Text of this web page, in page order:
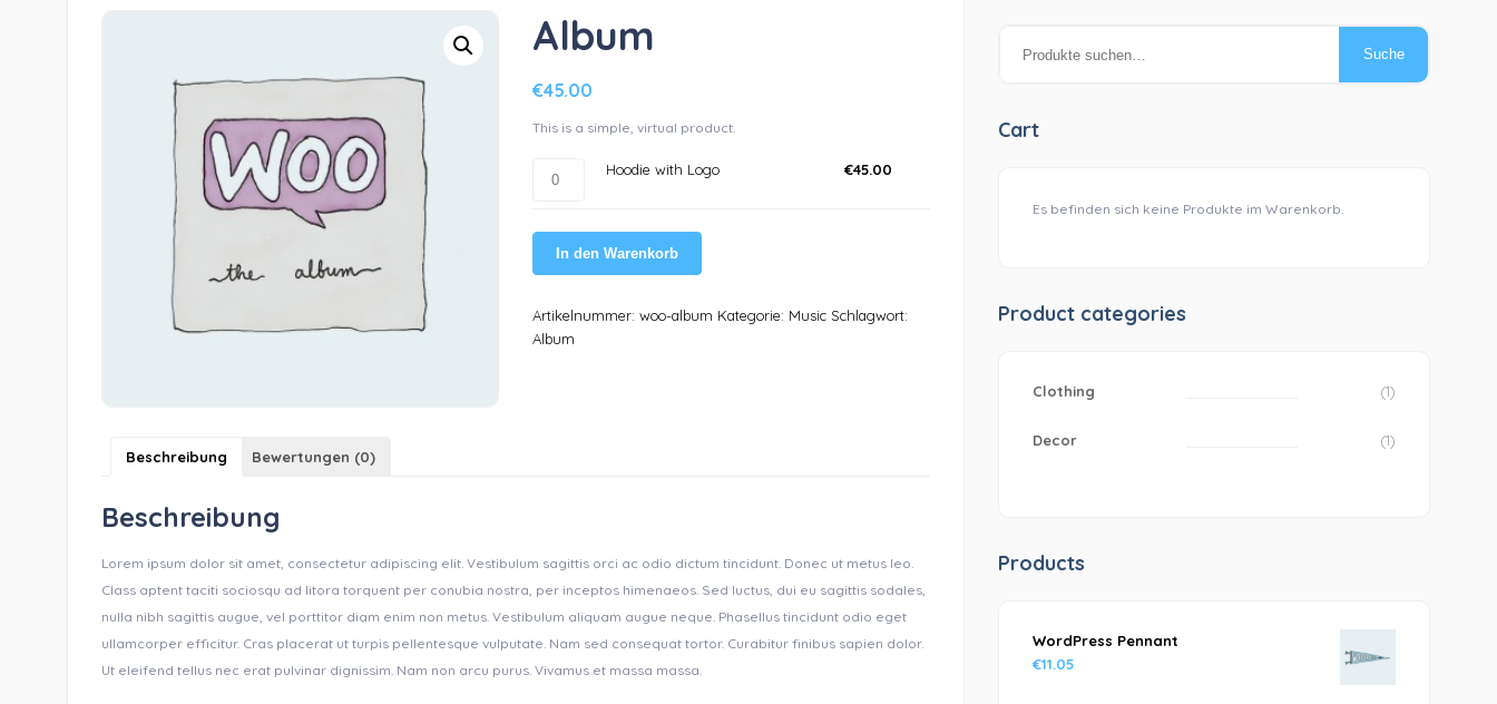
Album
€45.00
This is a simple, virtual product.
Menge
Hoodie with Logo €45.00
In den Warenkorb
Artikelnummer: woo-album Kategorie: Music Schlagwort:
Album
Beschreibung Bewertungen (0)
Beschreibung
Lorem ipsum dolor sit amet, consectetur adipiscing elit. Vestibulum sagittis orci ac odio dictum tincidunt. Donec ut metus leo.
Class aptent taciti sociosqu ad litora torquent per conubia nostra, per inceptos himenaeos. Sed luctus, dui eu sagittis sodales,
nulla nibh sagittis augue, vel porttitor diam enim non metus. Vestibulum aliquam augue neque. Phasellus tincidunt odio eget
ullamcorper efficitur. Cras placerat ut turpis pellentesque vulputate. Nam sed consequat tortor. Curabitur finibus sapien dolor.
Ut eleifend tellus nec erat pulvinar dignissim. Nam non arcu purus. Vivamus et massa massa.
nach:
Suche
Cart
Es befinden sich keine Produkte im Warenkorb.
Product categories
Clothing (1)
Decor (1)
Products
WordPress Pennant
€11.05